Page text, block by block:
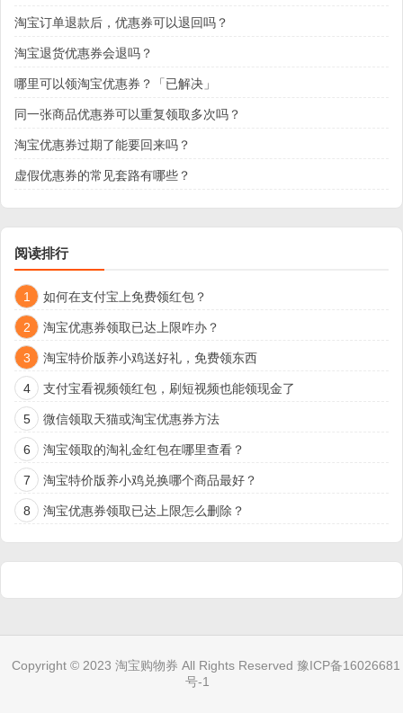
淘宝订单退款后，优惠券可以退回吗？
淘宝退货优惠券会退吗？
哪里可以领淘宝优惠券？「已解决」
同一张商品优惠券可以重复领取多次吗？
淘宝优惠券过期了能要回来吗？
虚假优惠券的常见套路有哪些？
阅读排行
1 如何在支付宝上免费领红包？
2 淘宝优惠券领取已达上限咋办？
3 淘宝特价版养小鸡送好礼，免费领东西
4 支付宝看视频领红包，刷短视频也能领现金了
5 微信领取天猫或淘宝优惠券方法
6 淘宝领取的淘礼金红包在哪里查看？
7 淘宝特价版养小鸡兑换哪个商品最好？
8 淘宝优惠券领取已达上限怎么删除？
Copyright © 2023 淘宝购物券 All Rights Reserved 豫ICP备16026681
号-1